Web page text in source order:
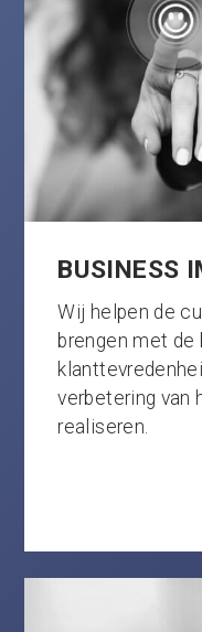
BUSINESS
Wij helpen de
brengen met
verbetering van
realiseren.